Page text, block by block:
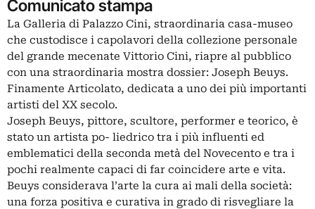
Comunicato stampa
La Galleria di Palazzo Cini, straordinaria casa-museo
che custodisce i capolavori della collezione personale
del grande mecenate Vittorio Cini, riapre al pubblico
con una straordinaria mostra dossier: Joseph Beuys.
Finamente Articolato, dedicata a uno dei più importanti
artisti del XX secolo.
Joseph Beuys, pittore, scultore, performer e teorico, è
stato un artista po- liedrico tra i più influenti ed
emblematici della seconda metà del Novecento e tra i
pochi realmente capaci di far coincidere arte e vita.
Beuys considerava l’arte la cura ai mali della società:
una forza positiva e curativa in grado di risvegliare la